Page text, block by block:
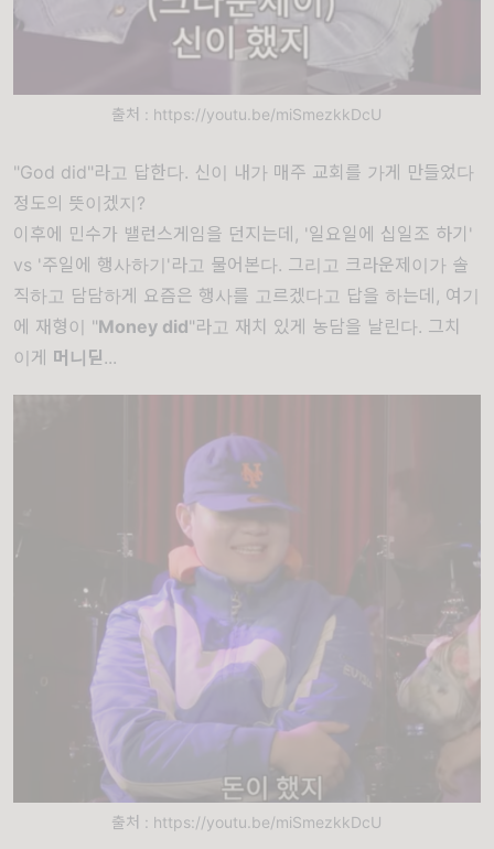
출처 : https://youtu.be/miSmezkkDcU
"God did"라고 답한다. 신이 내가 매주 교회를 가게 만들었다
정도의 뜻이겠지?
이후에 민수가 밸런스게임을 던지는데, '일요일에 십일조 하기'
vs '주일에 행사하기'라고 물어본다. 그리고 크라운제이가 솔
직하고 담담하게 요즘은 행사를 고르겠다고 답을 하는데, 여기
에 재형이 "Money did"라고 재치 있게 농담을 날린다. 그치
이게 머니딛...
출처 : https://youtu.be/miSmezkkDcU